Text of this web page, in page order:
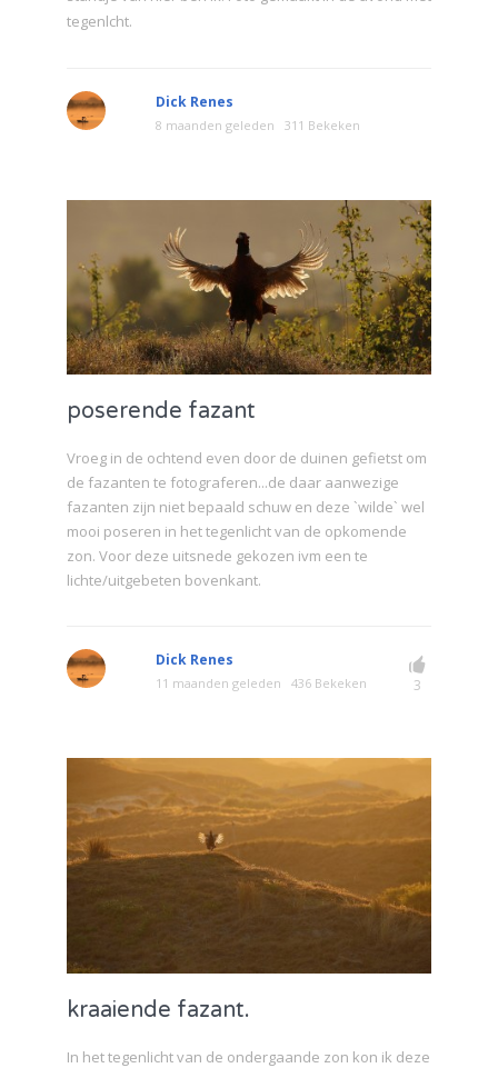
tegenlcht.
Dick Renes
8 maanden geleden 311 Bekeken
poserende fazant
Vroeg in de ochtend even door de duinen gefietst om
de fazanten te fotograferen...de daar aanwezige
fazanten zijn niet bepaald schuw en deze `wilde` wel
mooi poseren in het tegenlicht van de opkomende
zon. Voor deze uitsnede gekozen ivm een te
lichte/uitgebeten bovenkant.
Dick Renes
11 maanden geleden 436 Bekeken 3
kraaiende fazant.
In het tegenlicht van de ondergaande zon kon ik deze